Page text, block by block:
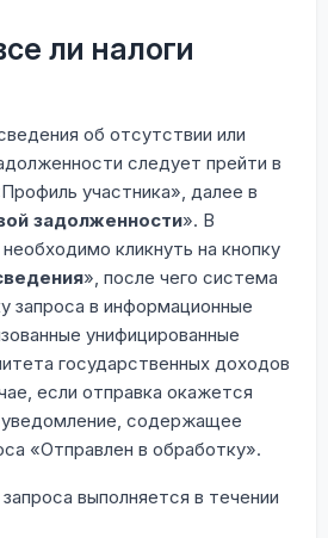
ли налоги
об отсутствии или
следует прейти в
участника», далее в
задолженности». В
кликнуть на кнопку
», после чего система
запроса в информационные
унифицированные
государственных доходов
если отправка окажется
уведомление, содержащее
«Отправлен в обработку».
выполняется в течении